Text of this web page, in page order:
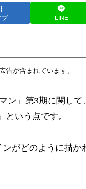
ブ LINE
告が含まれています。
ン」第3期に関して
いう点です。
がどのように描